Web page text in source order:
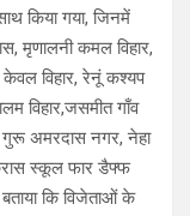
किया गया, जिनमें
मृणालनी कमल विहार,
केवल विहार, रेनूं कश्यप
विहार,जसमीत गाँव
गुरू अमरदास नगर, नेहा
क्रास स्कूल फार डैफ्फ
कि विजेताओं के